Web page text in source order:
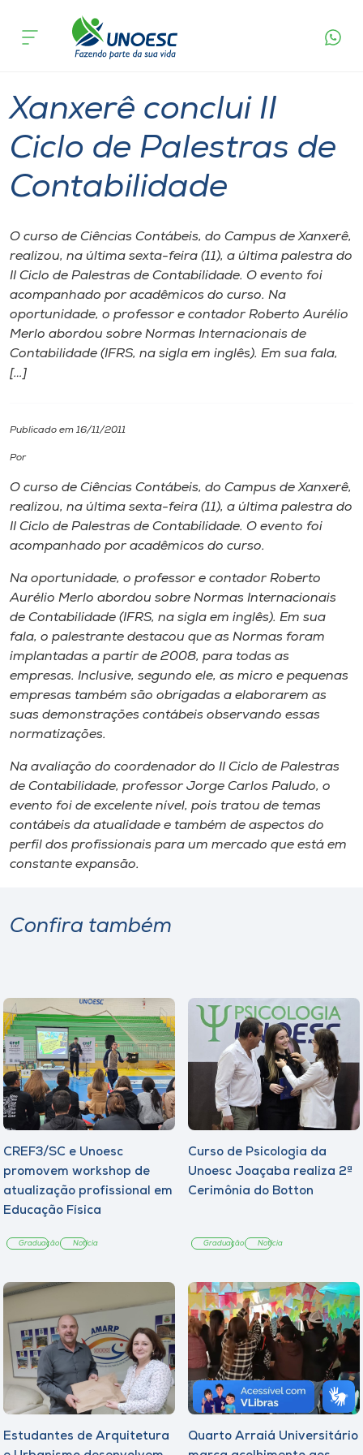
Cursos
Pesquisa
Atendimento ao Estudante
Portal de Ensino
A
Unoesc
Internacionalização
Cultura
CPA
Biblioteca
Editora
Rádio
Museu
Unoesc
Store
acontece
Xanxerê conclui II
Ciclo de Palestras de
Contabilidade
O curso de Ciências Contábeis, do Campus de Xanxerê,
realizou, na última sexta-feira (11), a última palestra do
II Ciclo de Palestras de Contabilidade. O evento foi
acompanhado por acadêmicos do curso. Na
oportunidade, o professor e contador Roberto Aurélio
Merlo abordou sobre Normas Internacionais de
Contabilidade (IFRS, na sigla em inglês). Em sua fala,
[…]
Publicado em 16/11/2011
Por
O curso de Ciências Contábeis, do Campus de Xanxerê,
realizou, na última sexta-feira (11), a última palestra do
II Ciclo de Palestras de Contabilidade. O evento foi
acompanhado por acadêmicos do curso.
Na oportunidade, o professor e contador Roberto
Aurélio Merlo abordou sobre Normas Internacionais
de Contabilidade (IFRS, na sigla em inglês). Em sua
fala, o palestrante destacou que as Normas foram
implantadas a partir de 2008, para todas as
empresas. Inclusive, segundo ele, as micro e pequenas
empresas também são obrigadas a elaborarem as
suas demonstrações contábeis observando essas
normatizações.
Na avaliação do coordenador do II Ciclo de Palestras
de Contabilidade, professor Jorge Carlos Paludo, o
evento foi de excelente nível, pois tratou de temas
contábeis da atualidade e também de aspectos do
perfil dos profissionais para um mercado que está em
constante expansão.
Confira também
CREF3/SC e Unoesc
promovem workshop de
atualização profissional em
Educação Física
Graduação Notícia
Curso de Psicologia da
Unoesc Joaçaba realiza 2ª
Cerimônia do Botton
Graduação Notícia
Estudantes de Arquitetura
Quarto Arraiá Universitário